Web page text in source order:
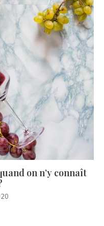
on n’y connaît